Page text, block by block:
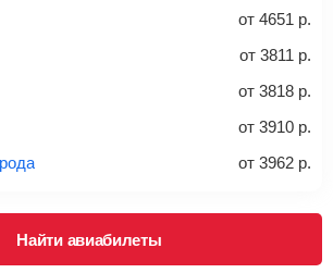
багаж оплачивается отдельно при
билет с багажом дешевле, чем
его в аэропорту.
билета рекомендуем внимательно
сайте продавца, включен ли
о перевозке багажа и его габаритах
от 4651 р.
от 3811 р.
от 3818 р.
от 3910 р.
от 3962 р.
Найти авиабилеты